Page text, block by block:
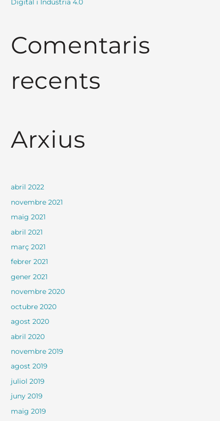
Digital i Indústria 4.0
Comentaris
recents
Arxius
abril 2022
novembre 2021
maig 2021
abril 2021
març 2021
febrer 2021
gener 2021
novembre 2020
octubre 2020
agost 2020
abril 2020
novembre 2019
agost 2019
juliol 2019
juny 2019
maig 2019